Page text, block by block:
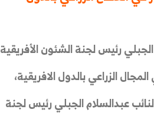
رئيس لجنة الشئون الأفريقية
الزراعي بالدول الافريقية،
عبدالسلام الجبلي رئيس لجنة